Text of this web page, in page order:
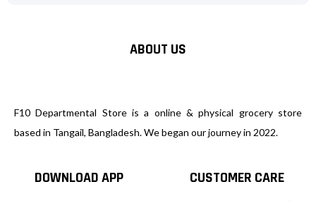
ABOUT US
F10 Departmental Store is a online & physical grocery store
based in Tangail, Bangladesh. We began our journey in 2022.
DOWNLOAD APP CUSTOMER CARE